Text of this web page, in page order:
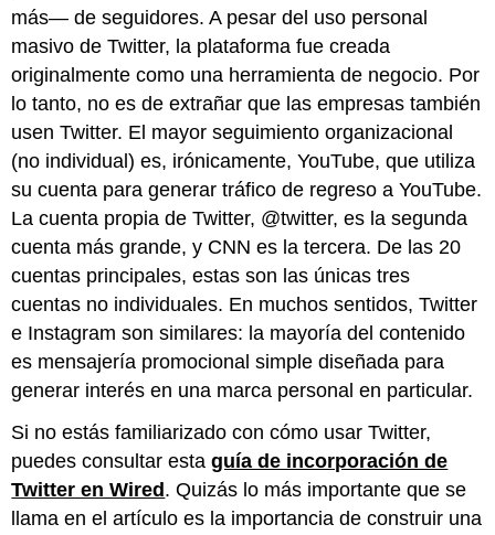
más— de seguidores. A pesar del uso personal
masivo de Twitter, la plataforma fue creada
originalmente como una herramienta de negocio. Por
lo tanto, no es de extrañar que las empresas también
usen Twitter. El mayor seguimiento organizacional
(no individual) es, irónicamente, YouTube, que utiliza
su cuenta para generar tráfico de regreso a YouTube.
La cuenta propia de Twitter, @twitter, es la segunda
cuenta más grande, y CNN es la tercera. De las 20
cuentas principales, estas son las únicas tres
cuentas no individuales. En muchos sentidos, Twitter
e Instagram son similares: la mayoría del contenido
es mensajería promocional simple diseñada para
generar interés en una marca personal en particular.
Si no estás familiarizado con cómo usar Twitter,
puedes consultar estaguía de incorporación de
Twitter en Wired . Quizás lo más importante que se
llama en el artículo es la importancia de construir una